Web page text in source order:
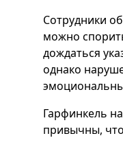
Сотрудники
можно
дождаться
однако
Гарфинкель
привычны,